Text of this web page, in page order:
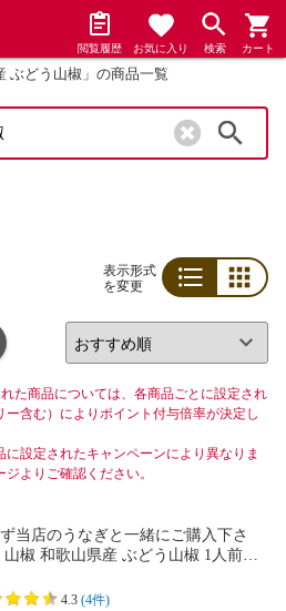
閲覧履歴 お気に入り 検索 カート
ぶどう山椒」の商品一覧
表示形式
を変更
た商品については、各商品ごとに設定され
含む）によりポイント付与倍率が決定し
設定されたキャンペーンにより異なりま
よりご確認ください。
ず当店のうなぎと一緒にご購入下さ
山椒 和歌山県産 ぶどう山椒 1人前用
りタイプ×5個 うなぎ うなぎ蒲焼
4.3 (4件)